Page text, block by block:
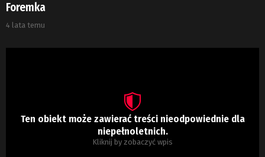
Foremka
4 lata temu
Ten obiekt może zawierać treści nieodpowiednie dla
niepełnoletnich.
Kliknij by zobaczyć wpis